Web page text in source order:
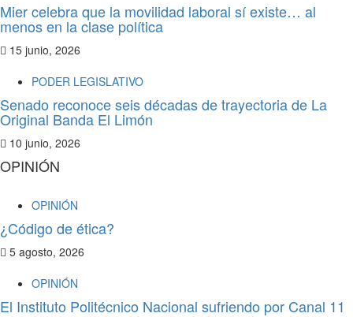
Mier celebra que la movilidad laboral sí existe… al
menos en la clase política
15 junio, 2026
PODER LEGISLATIVO
Senado reconoce seis décadas de trayectoria de La
Original Banda El Limón
10 junio, 2026
OPINIÓN
OPINIÓN
¿Código de ética?
5 agosto, 2026
OPINIÓN
El Instituto Politécnico Nacional sufriendo por Canal 11